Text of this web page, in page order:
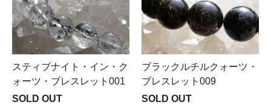
スティブナイト・イン・ク
ォーツ・ブレスレット001
SOLD OUT
ブラックルチルクォーツ・
ブレスレット009
SOLD OUT